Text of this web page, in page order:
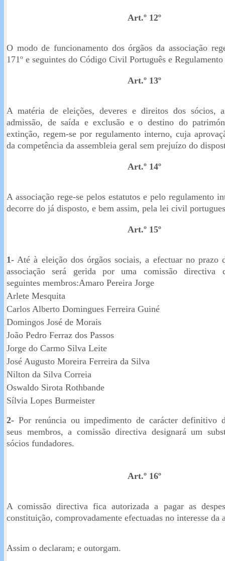
Art.º 12º
O modo de funcionamento dos órgãos da associação
171º e seguintes do Código Civil Português e
Art.º 13º
A matéria de eleições, deveres e direitos dos sócios,
admissão, de saída e exclusão e o destino do
extinção, regem-se por regulamento interno, cuja
da competência da assembleia geral sem prejuízo do
Art.º 14º
A associação rege-se pelos estatutos e pelo regulamento
decorre do já disposto, e bem assim, pela lei civil
Art.º 15º
1- Até à eleição dos órgãos sociais, a efectuar no prazo
associação será gerida por uma comissão directiva
seguintes membros:Amaro Pereira Jorge
Arlete Mesquita
Carlos Alberto Domingues Ferreira Guiné
Domingos José de Morais
João Pedro Ferraz dos Passos
Jorge do Carmo Silva Leite
José Augusto Moreira Ferreira da Silva
Nilton da Silva Correia
Oswaldo Sirota Rothbande
Sílvia Lopes Burmeister
2- Por renúncia ou impedimento de carácter definitivo
seus membros, a comissão directiva designará um
sócios fundadores.
Art.º 16º
A comissão directiva fica autorizada a pagar as
constituição, comprovadamente efectuadas no interesse da
Assim o declaram; e outorgam.